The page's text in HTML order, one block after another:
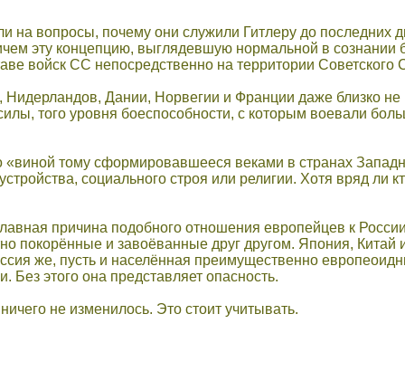
на вопросы, почему они служили Гитлеру до
эту концепцию, выглядевшую нормальной в сознании
войск СС непосредственно на территории Советского
Нидерландов, Дании, Норвегии и Франции даже близко
того уровня боеспособности, с которым воевали
тому сформировавшееся веками в странах
социального строя или религии. Хотя вряд ли
причина подобного отношения европейцев к
покорённые и завоёванные друг другом. Япония,
же, пусть и населённая преимущественно
этого она представляет опасность.
не изменилось. Это стоит учитывать.